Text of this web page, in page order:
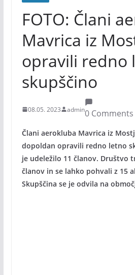
FOTO: Člani
Mavrica iz
opravili redno
skupščino
08.05. 2023 admin0 Comments
Člani aerokluba Mavrica iz
dopoldan opravili redno letno
je udeležilo 11 članov. Društvo
članov in se lahko pohvali z 15
Skupščina se je odvila na